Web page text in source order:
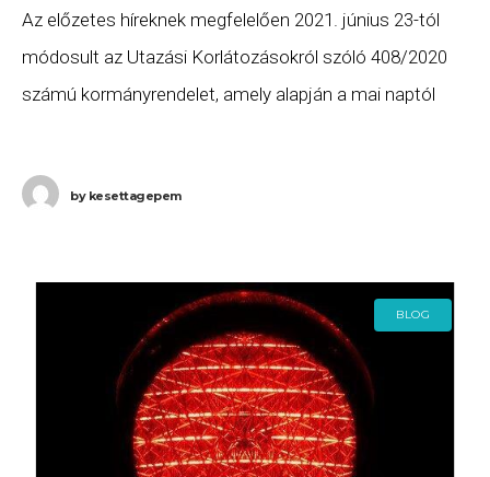
Az előzetes híreknek megfelelően 2021. június 23-tól
módosult az Utazási Korlátozásokról szóló 408/2020
számú kormányrendelet, amely alapján a mai naptól
bykesettagepem
BLOG